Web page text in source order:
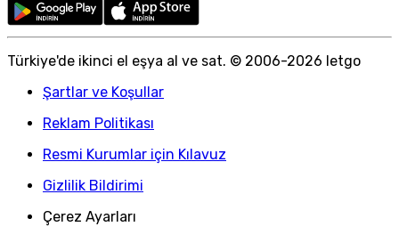
Türkiye'de ikinci el eşya al ve sat. © 2006-2026 letgo
Şartlar ve Koşullar
Reklam Politikası
Resmi Kurumlar için Kılavuz
Gizlilik Bildirimi
Çerez Ayarları